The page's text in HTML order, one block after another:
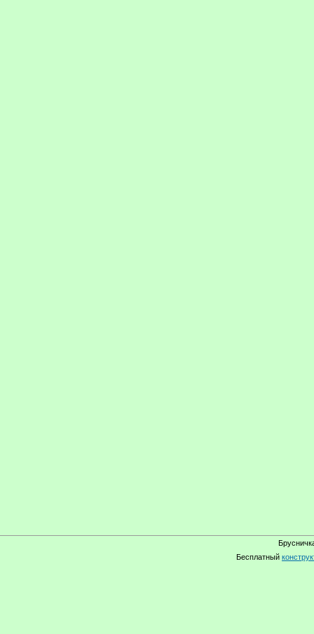
Бесплатный